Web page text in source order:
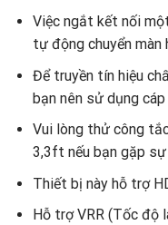
Việc ngắt kết nối
tự động chuyển màn
Để truyền tín hiệu
bạn nên sử dụng
Vui lòng thử công
3,3ft nếu bạn gặp sự
Thiết bị này hỗ trợ
Hỗ trợ VRR (Tốc độ